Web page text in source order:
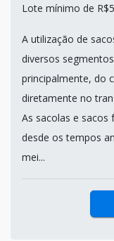
Lote mínimo de
A utilização de
diversos
principalmente, do
diretamente no
As sacolas e sacos
desde os tempos
mei...